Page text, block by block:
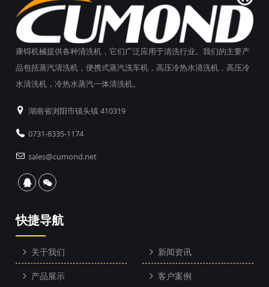
康锝机械提供各种清洗机，它们广泛应用于清洗行业。我们的主要产
品包括蒸汽清洗机，便携式蒸汽洗车机，高压冷热水清洗机，高压冷
水清洗机，冷热水蒸汽一体清洗机。
湖南省浏阳市镇头镇 410319
0731-8335-1174
sales@cumond.net
快捷导航
关于我们 新闻资讯
产品展示 客户案例